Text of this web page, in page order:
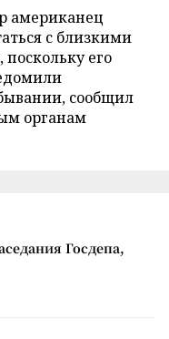
американец
с близкими
его
сообщил
органам
Госдепа,